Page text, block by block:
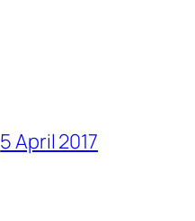
5 April 2017